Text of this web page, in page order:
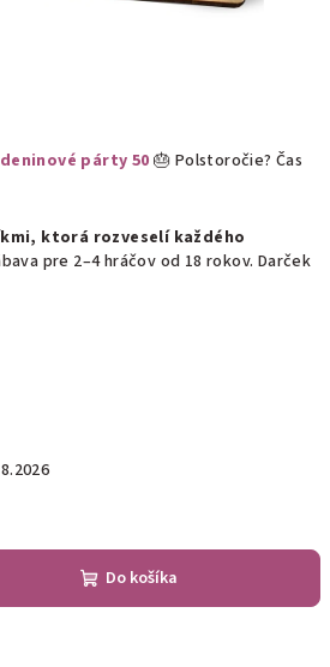
párty 50 🎂 Polstoročie? Čas
ktorá rozveselí každého
pre 2–4 hráčov od 18 rokov. Darček
Do košíka